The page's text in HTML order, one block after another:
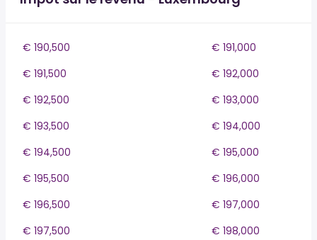
€ 190,500
€ 191,000
€ 191,500
€ 192,000
€ 192,500
€ 193,000
€ 193,500
€ 194,000
€ 194,500
€ 195,000
€ 195,500
€ 196,000
€ 196,500
€ 197,000
€ 197,500
€ 198,000